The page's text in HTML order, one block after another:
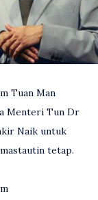
Tuan Man
Menteri Tun Dr
Naik untuk
tetap.